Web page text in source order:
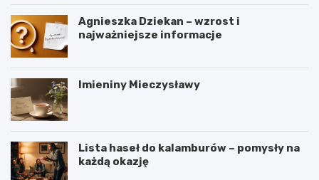
Agnieszka Dziekan – wzrost i
najważniejsze informacje
Imieniny Mieczysławy
Lista haseł do kalamburów – pomysły na
każdą okazję